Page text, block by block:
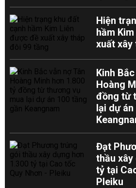
Hiện
hầm
xuất xây
Kinh
Hoàng
đồng từ
lại dự
Đạt
thầu xây
tỷ tại
Pleiku